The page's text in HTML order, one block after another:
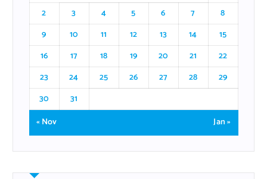
2
3 4 5 6 7
8
9
10 11 12 13 14
15
16
17 18 19 20 21
22
23
24 25 26 27 28
29
30
31
« Nov
Jan »